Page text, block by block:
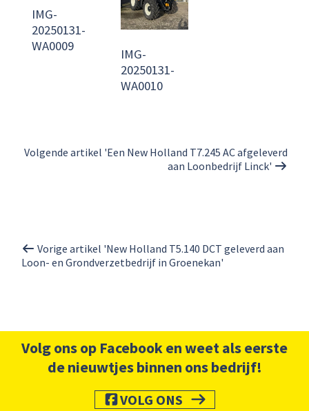
IMG-
20250131-
WA0009
IMG-
20250131-
WA0010
Volgende artikel 'Een New Holland T7.245 AC afgeleverd
aan Loonbedrijf Linck'
Vorige artikel 'New Holland T5.140 DCT geleverd aan
Loon- en Grondverzetbedrijf in Groenekan'
Volg ons op Facebook en weet als eerste
de nieuwtjes binnen ons bedrijf!
VOLG ONS